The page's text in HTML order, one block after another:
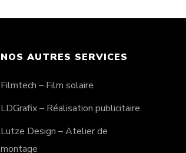
NOS AUTRES SERVICES
Filmtech – Film solaire
LDGrafix – Réalisation publicitaire
Lutze Design – Atelier de
montage